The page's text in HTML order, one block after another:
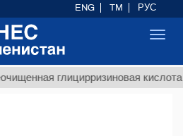
глицирризиновая кислота
ENG TM РУС